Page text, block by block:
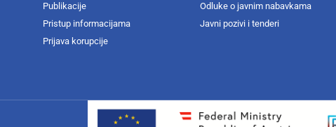
Publikacije
Pristup informacijama
Prijava korupcije
Odluke o javnim nabavkama
Javni pozivi i tenderi